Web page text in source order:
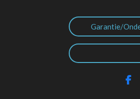
Garantie/
F